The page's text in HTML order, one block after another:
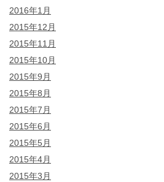
2016年1月
2015年12月
2015年11月
2015年10月
2015年9月
2015年8月
2015年7月
2015年6月
2015年5月
2015年4月
2015年3月